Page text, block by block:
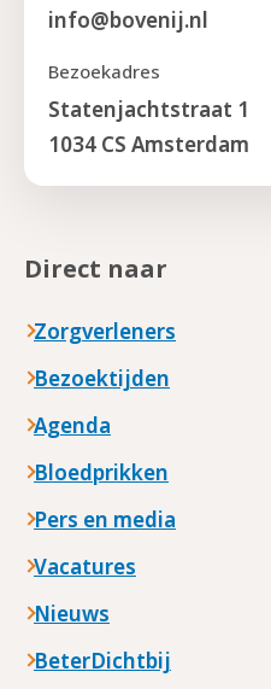
info@bovenij.nl
Bezoekadres
Statenjachtstraat 1
1034 CS Amsterdam
Direct naar
Zorgverleners
Bezoektijden
Agenda
Bloedprikken
Pers en media
Vacatures
Nieuws
BeterDichtbij